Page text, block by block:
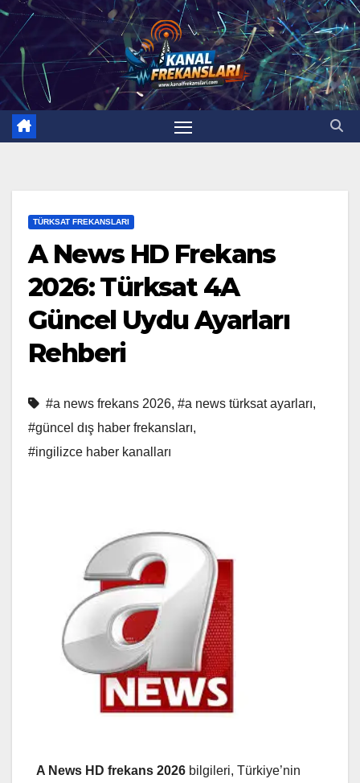
Skip
content
TÜRKSAT FREKANSLARI
A News HD Frekans
2026: Türksat 4A
Güncel Uydu Ayarları
Rehberi
#a news frekans 2026, #a news türksat ayarları,
#güncel dış haber frekansları,
#ingilizce haber kanalları
A News HD frekans 2026 bilgileri, Türkiye’nin